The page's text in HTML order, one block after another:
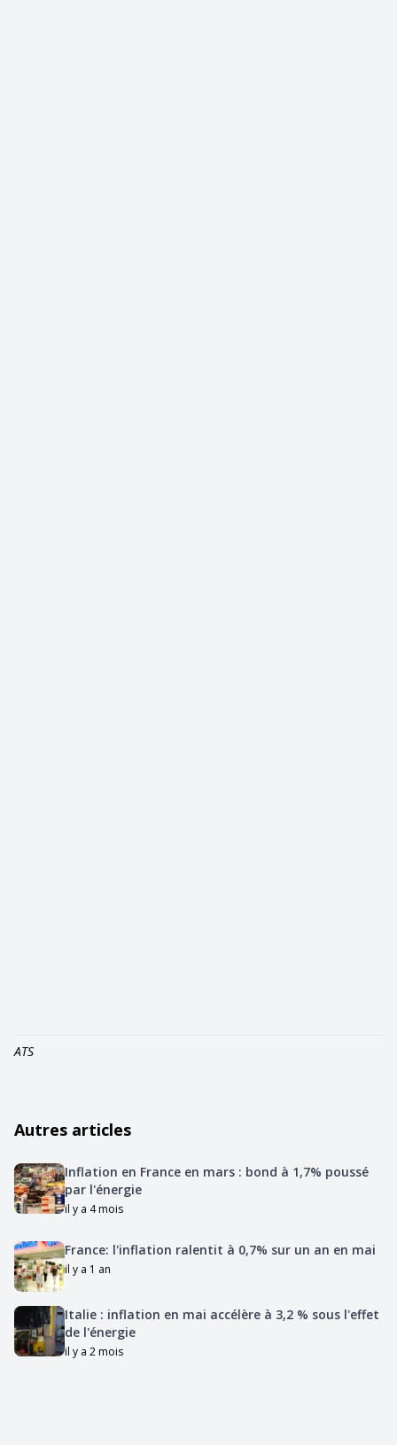
ATS
Autres articles
Inflation en France en mars : bond à 1,7% poussé
par l'énergie
il y a 4 mois
France: l'inflation ralentit à 0,7% sur un an en mai
il y a 1 an
Italie : inflation en mai accélère à 3,2 % sous l'effet
de l'énergie
il y a 2 mois